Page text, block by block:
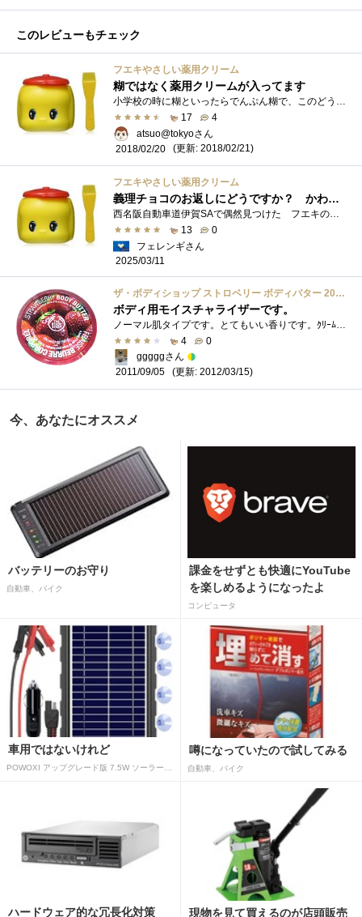
このレビューもチェック
フエキやさしい薬用クリーム
糊ではなく薬用クリームが入ってます
小学校の時に糊といったらでんぷん糊で、このどうぶつのりかチューブに入ったヤマト糊のイメージです。未だに販売されているどうぶつのりっ�...
17
4
atsuo@tokyoさん
2018/02/20
(更新: 2018/02/21)
フエキやさしい薬用クリーム
義理チョコのお返しにどうですか？ かわいいフエキどうぶつのりパッケージの薬用クリーム
西名阪自動車道伊賀SAで偶然見つけた フエキのりのどうぶつパッケージ入りの薬用クリーム 確か前にatsuo@tokyoさんのレビューで見た記憶があり�...
13
0
フェレンギさん
2025/03/11
ザ・ボディショップ ストロベリー ボディバター 200ml
ボディ用モイスチャライザーです。
ノーマル肌タイプです。とてもいい香りです。ｸﾘｰﾑ自体が固めなので取りずぎることも無く、とても満足しています。あまったるいかなとお�...
4
0
gggggさん
2011/09/05
(更新: 2012/03/15)
今、あなたにオススメ
バッテリーのお守り
自動車、バイク
課金をせずとも快適にYouTube
を楽しめるようになったよ
コンピュータ
車用ではないけれど
POWOXI アップグレード版 7.5W ソーラーバッテリートリクルチャージャーメンテナー 12V ポータブル防水ソーラーパネル トリクル充電キット 車、自動車、オートバイ、ボート、マリン、RV、トレーラー、スノーモービルなど用
噂になっていたので試してみる
自動車、バイク
ハードウェア的な冗長化対策 現物を見て買えるのが店頭販売